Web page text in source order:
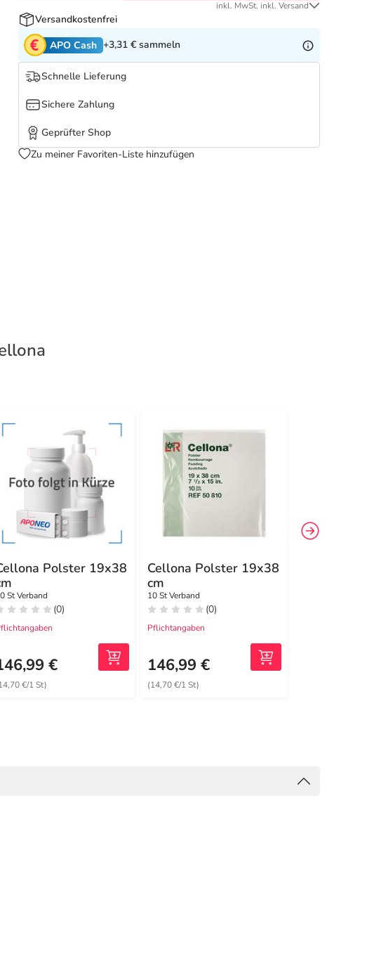
inkl. MwSt. inkl. Versand
Versandkostenfrei
APO Cash +3,31 € sammeln
Schnelle Lieferung
Sichere Zahlung
Geprüfter Shop
Zu meiner Favoriten-Liste hinzufügen
Polster 19x38
St Verband
(0)
€
€/1 St)
Cellona Polster 19x38
cm
10 St Verband
(0)
Pflichtangaben
146,99 €
(14,70 €/1 St)